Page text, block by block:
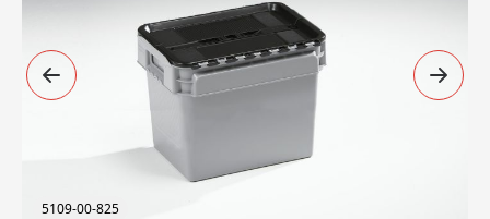
5109-00-825